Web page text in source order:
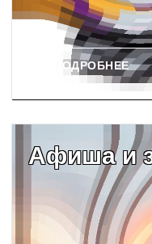
ПОДРОБНЕЕ
Афиша и